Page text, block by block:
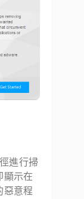
進行掃
顯示在
惡意程